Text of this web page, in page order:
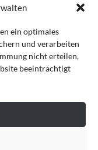
ein optimales
und verarbeiten
nicht erteilen,
beeinträchtigt
Datenschutz